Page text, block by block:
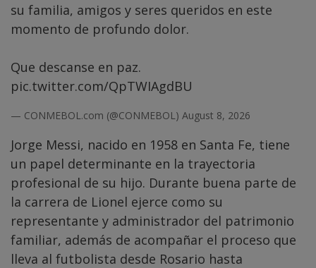
su familia, amigos y seres queridos en este
momento de profundo dolor.
Que descanse en paz.
pic.twitter.com/QpTWIAgdBU
— CONMEBOL.com (@CONMEBOL) August 8, 2026
Jorge Messi, nacido en 1958 en Santa Fe, tiene
un papel determinante en la trayectoria
profesional de su hijo. Durante buena parte de
la carrera de Lionel ejerce como su
representante y administrador del patrimonio
familiar, además de acompañar el proceso que
lleva al futbolista desde Rosario hasta